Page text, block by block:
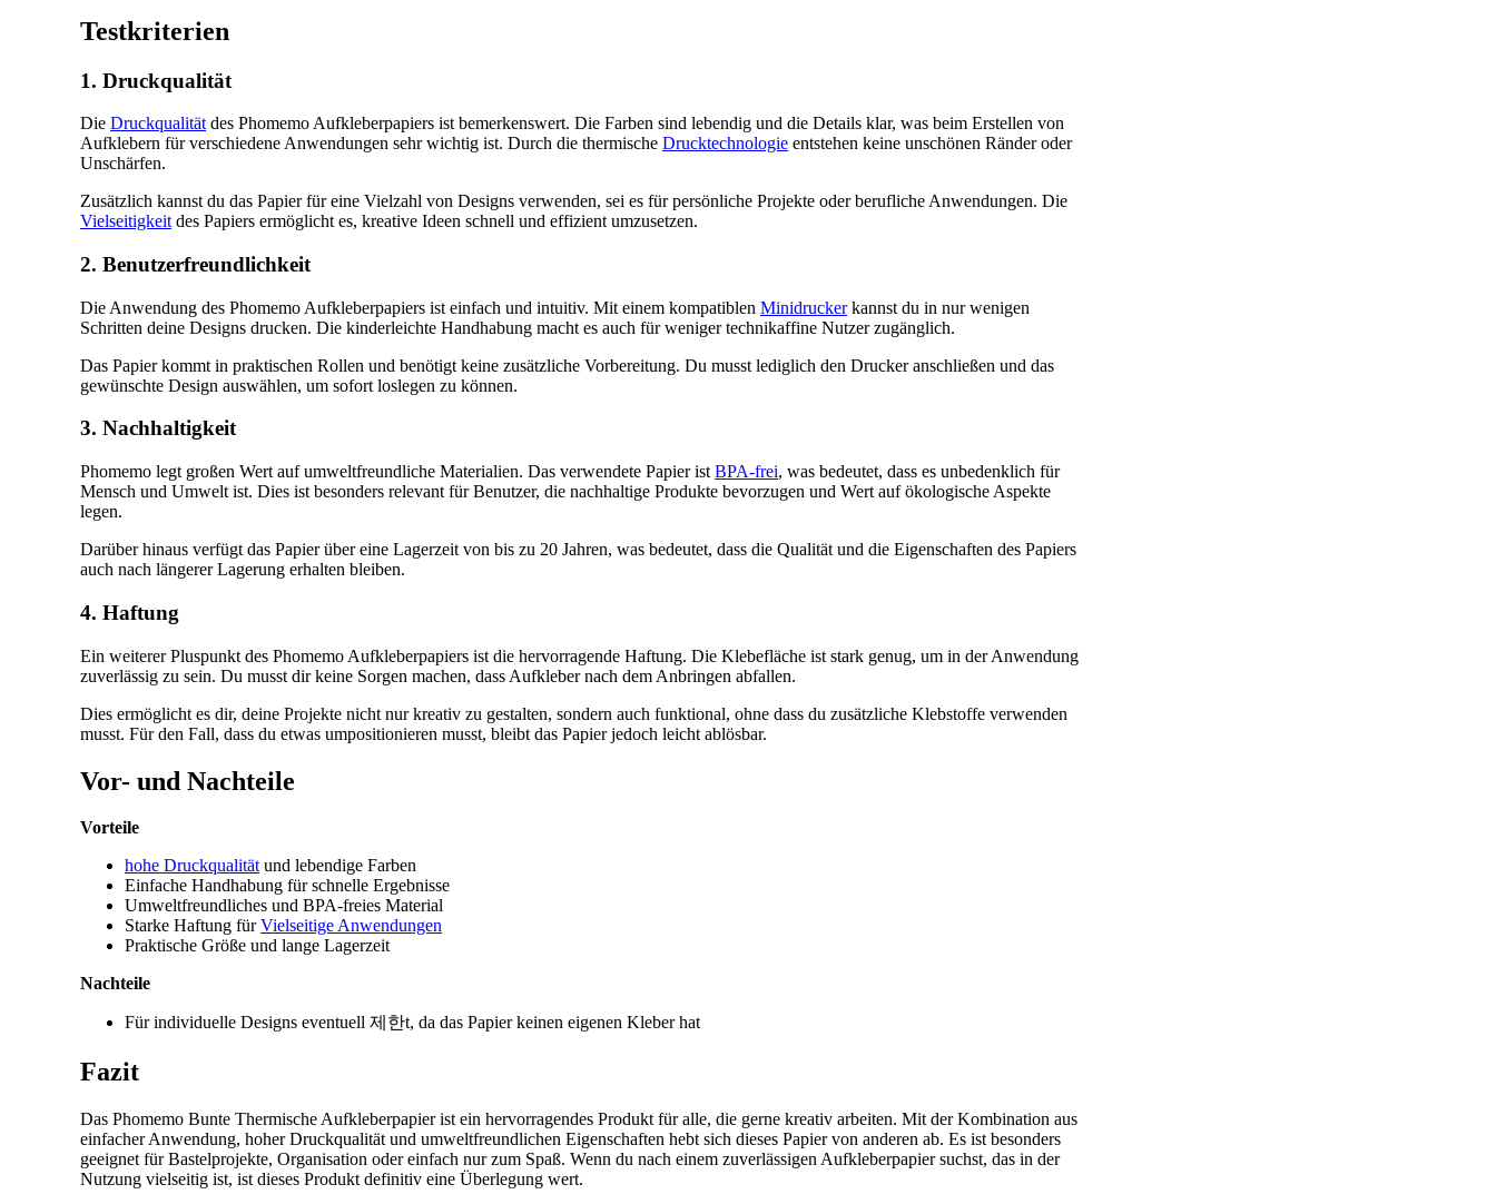
Testkriterien
1. Druckqualität
Die Druckqualität des Phomemo Aufkleberpapiers ist bemerkenswert. Die Farben sind lebendig und die Details klar, was beim Erstellen von
Aufklebern für verschiedene Anwendungen sehr wichtig ist. Durch die thermische Drucktechnologie entstehen keine unschönen Ränder oder
Unschärfen.
Zusätzlich kannst du das Papier für eine Vielzahl von Designs verwenden, sei es für persönliche Projekte oder berufliche Anwendungen. Die
Vielseitigkeit des Papiers ermöglicht es, kreative Ideen schnell und effizient umzusetzen.
2. Benutzerfreundlichkeit
Die Anwendung des Phomemo Aufkleberpapiers ist einfach und intuitiv. Mit einem kompatiblen Minidruckerkannst du in nur wenigen
Schritten deine Designs drucken. Die kinderleichte Handhabung macht es auch für weniger technikaffine Nutzer zugänglich.
Das Papier kommt in praktischen Rollen und benötigt keine zusätzliche Vorbereitung. Du musst lediglich den Drucker anschließen und das
gewünschte Design auswählen, um sofort loslegen zu können.
3. Nachhaltigkeit
Phomemo legt großen Wert auf umweltfreundliche Materialien. Das verwendete Papier ist BPA-frei, was bedeutet, dass es unbedenklich für
Mensch und Umwelt ist. Dies ist besonders relevant für Benutzer, die nachhaltige Produkte bevorzugen und Wert auf ökologische Aspekte
legen.
Darüber hinaus verfügt das Papier über eine Lagerzeit von bis zu 20 Jahren, was bedeutet, dass die Qualität und die Eigenschaften des Papiers
auch nach längerer Lagerung erhalten bleiben.
4. Haftung
Ein weiterer Pluspunkt des Phomemo Aufkleberpapiers ist die hervorragende Haftung. Die Klebefläche ist stark genug, um in der Anwendung
zuverlässig zu sein. Du musst dir keine Sorgen machen, dass Aufkleber nach dem Anbringen abfallen.
Dies ermöglicht es dir, deine Projekte nicht nur kreativ zu gestalten, sondern auch funktional, ohne dass du zusätzliche Klebstoffe verwenden
musst. Für den Fall, dass du etwas umpositionieren musst, bleibt das Papier jedoch leicht ablösbar.
Vor- und Nachteile
Vorteile
hohe Druckqualitätund lebendige Farben
Einfache Handhabung für schnelle Ergebnisse
Umweltfreundliches und BPA-freies Material
Starke Haftung fürVielseitige Anwendungen
Praktische Größe und lange Lagerzeit
Nachteile
Für individuelle Designs eventuell 제한t, da das Papier keinen eigenen Kleber hat
Fazit
Das Phomemo Bunte Thermische Aufkleberpapier ist ein hervorragendes Produkt für alle, die gerne kreativ arbeiten. Mit der Kombination aus
einfacher Anwendung, hoher Druckqualität und umweltfreundlichen Eigenschaften hebt sich dieses Papier von anderen ab. Es ist besonders
geeignet für Bastelprojekte, Organisation oder einfach nur zum Spaß. Wenn du nach einem zuverlässigen Aufkleberpapier suchst, das in der
Nutzung vielseitig ist, ist dieses Produkt definitiv eine Überlegung wert.